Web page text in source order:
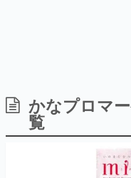
日本のコン
画です。
日本モバ
日本のモバ
ルを網羅す
解説を掲載
かなプロマ
覧